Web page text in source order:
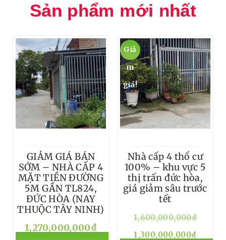
Sản phẩm mới nhất
GIẢM GIÁ BÁN
SỚM – NHÀ CẤP 4
MẶT TIỀN ĐƯỜNG
5M GẦN TL824,
ĐỨC HÒA (NAY
THUỘC TÂY NINH)
1,270,000,000₫
Giả
m
giá!
Nhà cấp 4 thổ cư
100% – khu vực 5
thị trấn đức hòa,
giá giảm sâu trước
tết
1,600,000,000₫
1,300,000,000₫